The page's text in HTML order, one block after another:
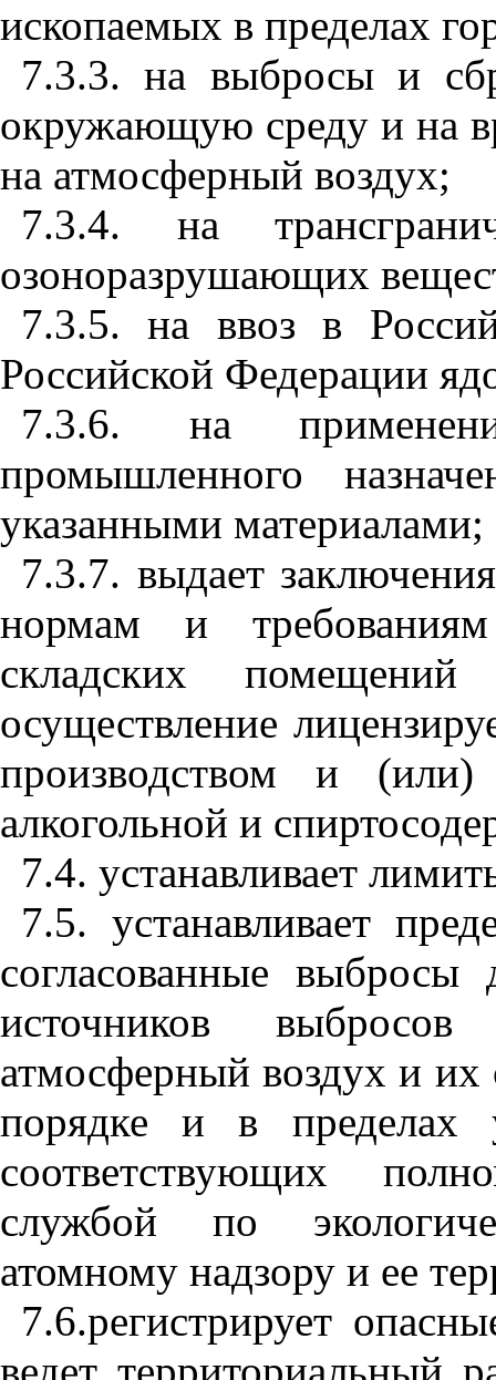
ископаемых в пределах
7.3.3. на выбросы и
окружающую среду и на
на атмосферный воздух;
7.3.4. на
озоноразрушающих
7.3.5. на ввоз в
Российской Федерации
7.3.6. на
промышленного
указанными материалами;
7.3.7. выдает
нормам и
складских
осуществление
производством и (или)
алкогольной и
7.4. устанавливает
7.5. устанавливает
согласованные выбросы
источников
атмосферный воздух и их
порядке и в пределах
соответствующих
службой по
атомному надзору и ее
7.6.регистрирует